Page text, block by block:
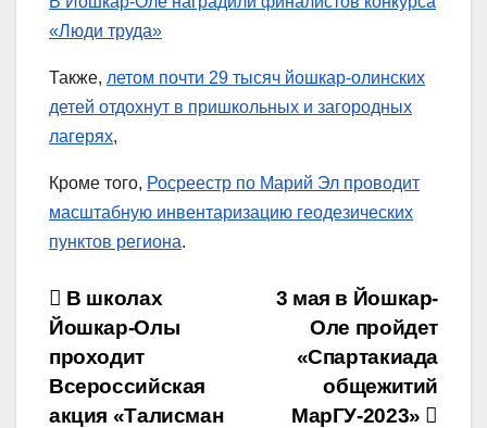
«Люди труда»
Также, летом почти 29 тысяч йошкар-олинских
детей отдохнут в пришкольных и загородных
лагерях,
Кроме того, Росреестр по Марий Эл проводит
масштабную инвентаризацию геодезических
пунктов региона.
Навигация
по
записям
3 мая в Йошкар-
Оле пройдет
«Спартакиада
общежитий
МарГУ-2023»
В школах
Йошкар-Олы
проходит
Всероссийская
акция «Талисман